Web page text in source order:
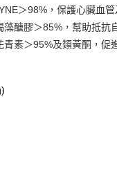
含以上)免運費
＞98%，保護心臟血
藻醣膠＞85%，幫助抵抗
青素＞95%及類黃酮，促